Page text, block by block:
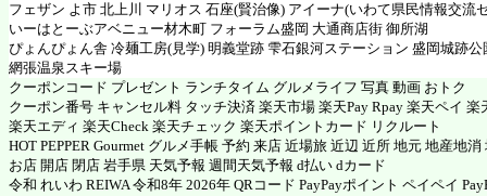
フェザン よ市 北上川 マリオス 石座(賢治像) アイーナ(いわて県民情報交流
いーはとーぶアベニュー材木町 フォーラム盛岡 大通商店街 御所湖
ぴょんぴょん舎 冷麺工房(見学) 明義堂跡 雫石銀河ステーション 盛岡城跡公
網張温泉スキー場
クーポンコード プレゼント ランチタイム グルメライフ 写真 動画 おトク
クーポン番号 キャンセル料 タッチ決済 楽天市場 楽天Pay Rpay 楽天ペイ 楽
楽天エディ 楽天Check 楽天チェック 楽天ポイントカード リクルート
HOT PEPPER Gourmet グルメ手帳 予約 来店 近場旅 近辺 近所 地元 地産地
お店 開店 閉店 岩手県 天気予報 週間天気予報 d払い dカード
令和 れいわ REIWA 令和8年 2026年 QRコード PayPayポイント ペイペイ